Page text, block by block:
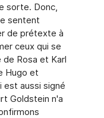
sorte. Donc,
sentent
de prétexte à
ceux qui se
Rosa et Karl
Hugo et
est aussi signé
Goldstein n'a